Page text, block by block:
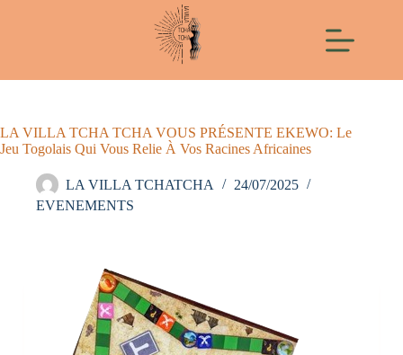
LA VILLA TCHA TCHA VOUS PRÉSENTE EKEWO: Le
Jeu Togolais Qui Vous Relie À Vos Racines Africaines
LA VILLA TCHATCHA
24/07/2025
EVENEMENTS